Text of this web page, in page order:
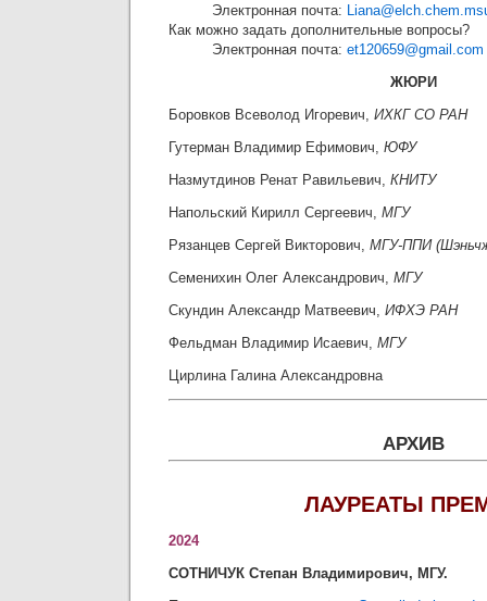
Электронная почта:
Как можно задать дополнительные вопросы?
Электронная почта: et120659@gmail.com
ЖЮРИ
Боровков Всеволод Игоревич, ИХКГ СО РАН
Гутерман Владимир Ефимович, ЮФУ
Назмутдинов Ренат Равильевич, КНИТУ
Напольский Кирилл Сергеевич, МГУ
Рязанцев Сергей Викторович, МГУ-ППИ
Семенихин Олег Александрович, МГУ
Скундин Александр Матвеевич, ИФХЭ РАН
Фельдман Владимир Исаевич, МГУ
Цирлина Галина Александровна
АРХИВ
ЛАУРЕАТЫ
2024
СОТНИЧУК Степан Владимирович, МГУ.